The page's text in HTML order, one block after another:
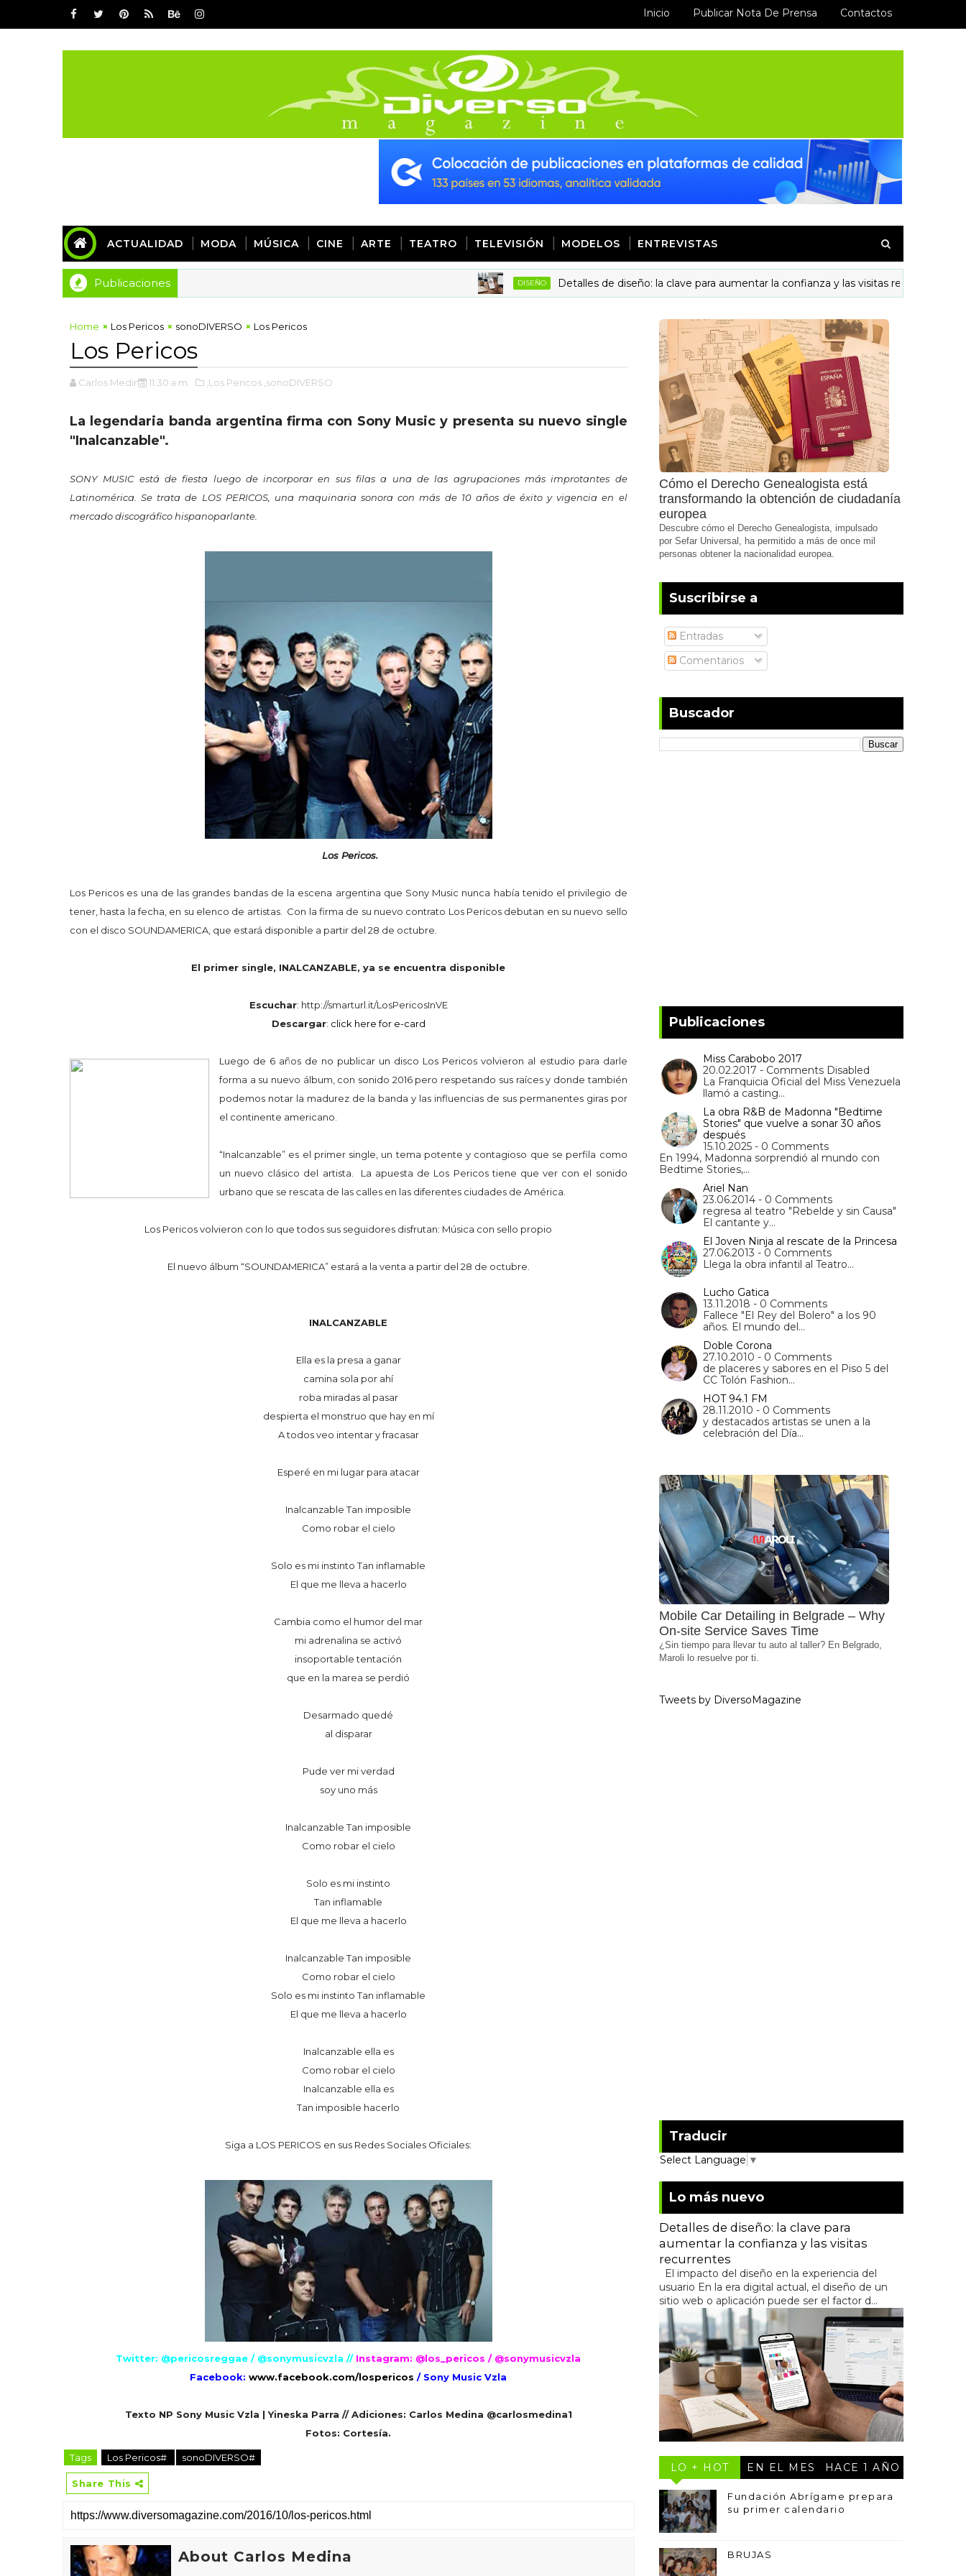
Inicio Publicar Nota De Prensa Contactos
ACTUALIDAD MODA MÚSICA CINE ARTE TEATRO TELEVISIÓN MODELOS ENTREVISTAS
Publicaciones DISEÑO Detalles de diseño: la clave para aumentar la confianza y las visitas recurrentes
Home Los Pericos sonoDIVERSO Los Pericos
Los Pericos
Carlos Medina 11:30 a.m. ,Los Pericos ,sonoDIVERSO
La legendaria banda argentina firma con Sony Music y presenta su nuevo single
"Inalcanzable".
SONY MUSIC está de fiesta luego de incorporar en sus filas a una de las agrupaciones más improtantes de
Latinomérica. Se trata de LOS PERICOS, una maquinaria sonora con más de 10 años de éxito y vigencia en el
mercado discográfico hispanoparlante.
Los Pericos.
Los Pericos es una de las grandes bandas de la escena argentina que Sony Music nunca había tenido el privilegio de
tener, hasta la fecha, en su elenco de artistas. Con la firma de su nuevo contrato Los Pericos debutan en su nuevo sello
con el disco SOUNDAMERICA, que estará disponible a partir del 28 de octubre.
El primer single, INALCANZABLE, ya se encuentra disponible
Escuchar: http://smarturl.it/LosPericosInVE
Descargar: click here for e-card
Luego de 6 años de no publicar un disco Los Pericos volvieron al estudio para darle
forma a su nuevo álbum, con sonido 2016 pero respetando sus raíces y donde también
podemos notar la madurez de la banda y las influencias de sus permanentes giras por
el continente americano.
“Inalcanzable” es el primer single, un tema potente y contagioso que se perfila como
un nuevo clásico del artista. La apuesta de Los Pericos tiene que ver con el sonido
urbano que se rescata de las calles en las diferentes ciudades de América.
Los Pericos volvieron con lo que todos sus seguidores disfrutan: Música con sello propio
El nuevo álbum “SOUNDAMERICA” estará a la venta a partir del 28 de octubre.
INALCANZABLE
Ella es la presa a ganar
camina sola por ahí
roba miradas al pasar
despierta el monstruo que hay en mí
A todos veo intentar y fracasar
Esperé en mi lugar para atacar
Inalcanzable Tan imposible
Como robar el cielo
Solo es mi instinto Tan inflamable
El que me lleva a hacerlo
Cambia como el humor del mar
mi adrenalina se activó
insoportable tentación
que en la marea se perdió
Desarmado quedé
al disparar
Pude ver mi verdad
soy uno más
Inalcanzable Tan imposible
Como robar el cielo
Solo es mi instinto
Tan inflamable
El que me lleva a hacerlo
Inalcanzable Tan imposible
Como robar el cielo
Solo es mi instinto Tan inflamable
El que me lleva a hacerlo
Inalcanzable ella es
Como robar el cielo
Inalcanzable ella es
Tan imposible hacerlo
Siga a LOS PERICOS en sus Redes Sociales Oficiales:
Twitter: @pericosreggae / @sonymusicvzla // Instagram: @los_pericos / @sonymusicvzla
Facebook:www.facebook.com/lospericos / Sony Music Vzla
Texto NP Sony Music Vzla | Yineska Parra // Adiciones: Carlos Medina @carlosmedina1
Fotos: Cortesía.
Tags Los Pericos# sonoDIVERSO#
Share This
About Carlos Medina
Cómo el Derecho Genealogista está
transformando la obtención de ciudadanía
europea
Descubre cómo el Derecho Genealogista, impulsado
por Sefar Universal, ha permitido a más de once mil
personas obtener la nacionalidad europea.
Suscribirse a
Entradas
Comentarios
Buscador
Publicaciones
Miss Carabobo 2017
20.02.2017 - Comments Disabled
La Franquicia Oficial del Miss Venezuela
llamó a casting…
La obra R&B de Madonna "Bedtime
Stories" que vuelve a sonar 30 años
después
15.10.2025 - 0 Comments
En 1994, Madonna sorprendió al mundo con
Bedtime Stories,…
Ariel Nan
23.06.2014 - 0 Comments
regresa al teatro "Rebelde y sin Causa"
El cantante y…
El Joven Ninja al rescate de la Princesa
27.06.2013 - 0 Comments
Llega la obra infantil al Teatro…
Lucho Gatica
13.11.2018 - 0 Comments
Fallece "El Rey del Bolero" a los 90
años. El mundo del…
Doble Corona
27.10.2010 - 0 Comments
de placeres y sabores en el Piso 5 del
CC Tolón Fashion…
HOT 94.1 FM
28.11.2010 - 0 Comments
y destacados artistas se unen a la
celebración del Día…
Mobile Car Detailing in Belgrade – Why
On-site Service Saves Time
¿Sin tiempo para llevar tu auto al taller? En Belgrado,
Maroli lo resuelve por ti.
Tweets by DiversoMagazine
Traducir
Select Language ▼
Lo más nuevo
Detalles de diseño: la clave para
aumentar la confianza y las visitas
recurrentes
El impacto del diseño en la experiencia del
usuario En la era digital actual, el diseño de un
sitio web o aplicación puede ser el factor d...
LO + HOT EN EL MES HACE 1 AÑO
Fundación Abrígame prepara
su primer calendario
BRUJAS